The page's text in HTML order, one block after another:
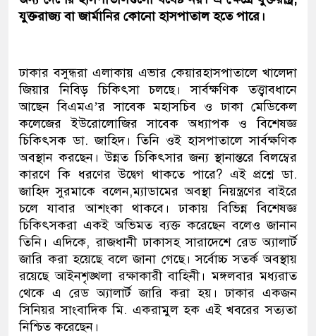
যুক্তরাজ্য বা জার্মানির কোনো হাসপাতাল হতে পারে।
ঢাকার বসুন্ধরা এলাকায় এভার কেয়ারহাসপাতালে খালেদা
জিয়ার নিবিড় চিকিৎসা চলছে। সার্বক্ষণিক তত্ত্বাবধানে
আছেন বিএমএ’র সাবেক মহাসচিব ও ঢাকা মেডিকেল
কলেজের ইউরোলোজির সাবেক অধ্যাপক ও বিশেষজ্ঞ
চিকিৎসক ডা. জাহিদ। তিনি ওই হাসপাতালে সার্বক্ষণিক
অবস্থান করছেন। উন্নত চিকিৎসার জন্য স্থানান্তরে বিলম্বের
কারণে কি ধরণের উদ্বেগ থাকতে পারে? এই প্রশ্নে ডা.
জাহিদ সুরমাকে বলেন,ম্যাডামের অবস্থা নিয়ন্ত্রণের বাইরে
চলে যাবার আশংকা থাকবে। ঢাকায় বিভিন্ন বিশেষজ্ঞ
চিকিৎসকরা একই অভিমত ব্যক্ত করেছেন বলেও জানান
তিনি। এদিকে, রাজধানী ঢাকাসহ সারাদেশে রেড অ্যালার্ট
জারি করা হয়েছে বলে জানা গেছে। সর্বোচ্চ সতর্ক অবস্থায়
রয়েছে আইনশৃঙ্খলা রক্ষাকারী বাহিনী। মঙ্গলবার মধ্যরাত
থেকে এ রেড অ্যালার্ট জারি করা হয়। ঢাকার একজন
সিনিয়র সাংবাদিক মি. একরামুল হক এই খবরের সত্যতা
নিশ্চিত করেছেন।